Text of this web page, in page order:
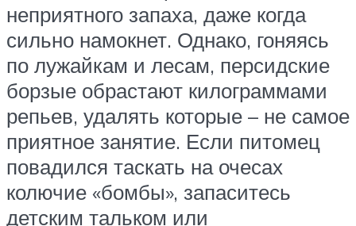
неприятного запаха, даже когда
сильно намокнет. Однако, гоняясь
по лужайкам и лесам, персидские
борзые обрастают килограммами
репьев, удалять которые – не самое
приятное занятие. Если питомец
повадился таскать на очесах
колючие «бомбы», запаситесь
детским тальком или